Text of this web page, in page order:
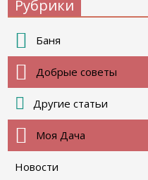
Рубрики
Баня
Добрые советы
Другие статьи
Моя Дача
Новости